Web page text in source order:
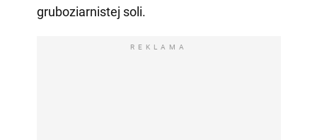
gruboziarnistej soli.
REKLAMA